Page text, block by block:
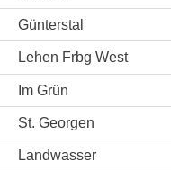
Günterstal
Lehen Frbg West
Im Grün
St. Georgen
Landwasser